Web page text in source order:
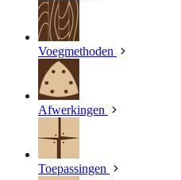
Voegmethoden
Afwerkingen
Toepassingen